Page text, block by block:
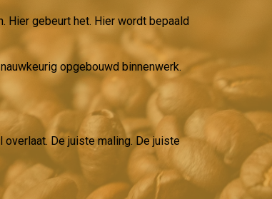
Hier gebeurt het. Hier wordt bepaald
opgebouwd binnenwerk.
De juiste maling. De juiste